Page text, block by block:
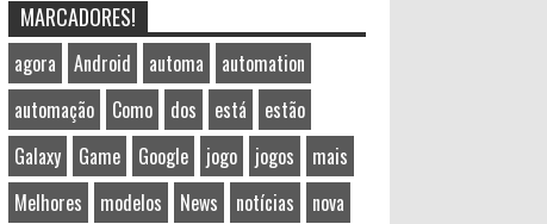
MARCADORES!
agora Android automa
automation
automação
Como dos está
estão
Galaxy
Game Google jogo jogos
mais
Melhores
modelos News notícias
nova